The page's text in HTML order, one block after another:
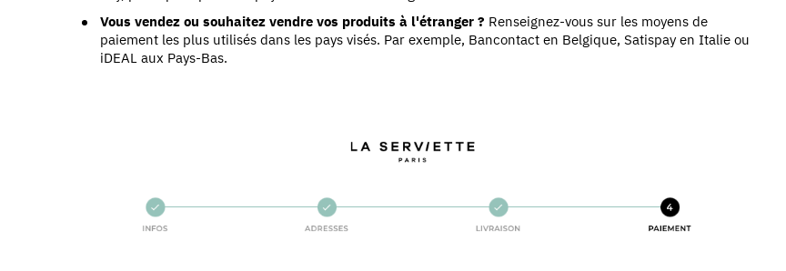
Vous vendez ou souhaitez vendre vos produits à l'étranger ? Renseignez-vous sur les moyens de
paiement les plus utilisés dans les pays visés. Par exemple, Bancontact en Belgique, Satispay en Italie ou
iDEAL aux Pays-Bas.